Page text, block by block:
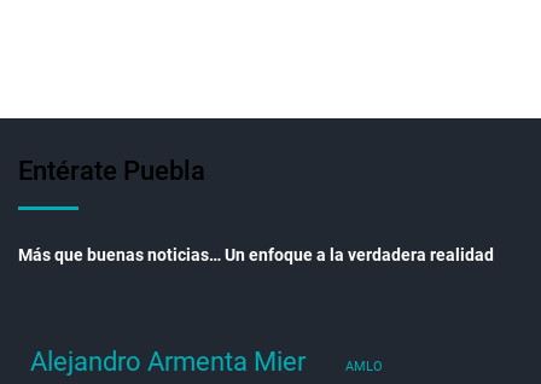
Entérate Puebla
Más que buenas noticias… Un enfoque a la verdadera realidad
Alejandro Armenta Mier AMLO